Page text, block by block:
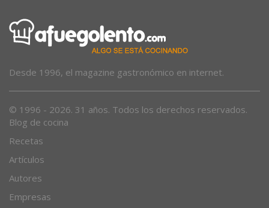
Desde 1996, el magazine gastronómico en internet.
© 1996 - 2026. 31 años. Todos los derechos reservados.
Blog de cocina
Recetas
Artículos
Autores
Empresas